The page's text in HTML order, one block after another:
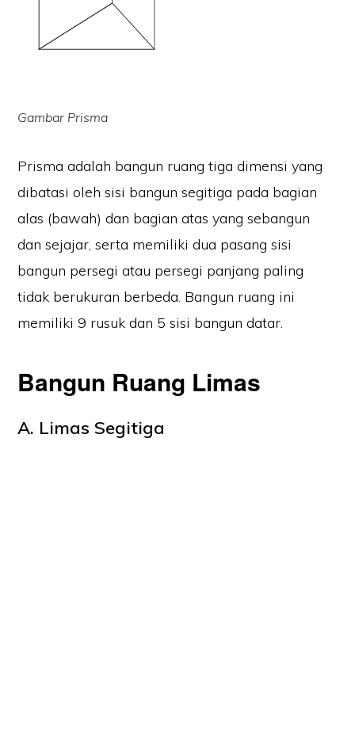
Gambar Prisma
Prisma adalah bangun ruang tiga dimensi yang
dibatasi oleh sisi bangun segitiga pada bagian
alas (bawah) dan bagian atas yang sebangun
dan sejajar, serta memiliki dua pasang sisi
bangun persegi atau persegi panjang paling
tidak berukuran berbeda. Bangun ruang ini
memiliki 9 rusuk dan 5 sisi bangun datar.
Bangun Ruang Limas
A. Limas Segitiga